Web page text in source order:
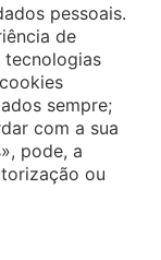
pessoais.
de
tecnologias
sempre;
com a sua
pode, a
ou